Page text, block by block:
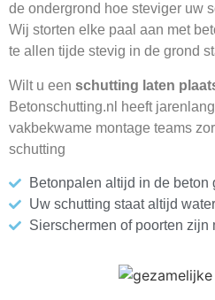
de ondergrond hoe steviger uw
Wij storten elke paal aan met
te allen tijde stevig in de grond
Wilt u een schutting laten
Betonschutting.nl heeft
vakbekwame montage teams
schutting
Betonpalen altijd in de beton
Uw schutting staat altijd
Sierschermen of poorten zijn